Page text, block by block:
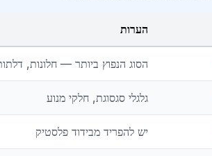
הערות
הסוג הנפוץ ביותר — חלונות,
גלגלי סגסוגת, חלקי מנוע
יש להפריד מבידוד פלסטיק